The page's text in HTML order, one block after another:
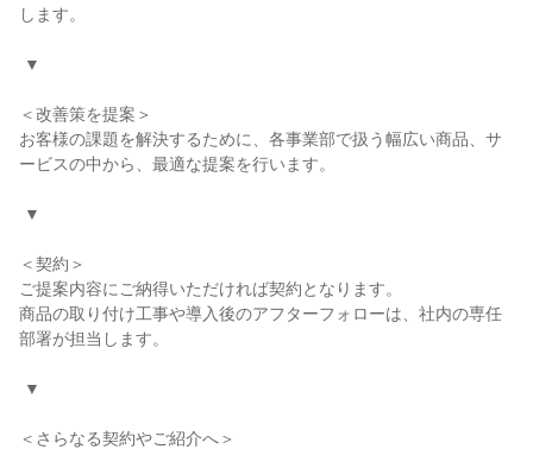
します。
＜改善策を提案＞
お客様の課題を解決するために、各事業部で扱う幅広い商品、サ
ービスの中から、最適な提案を行います。
＜契約＞
ご提案内容にご納得いただければ契約となります。
商品の取り付け工事や導入後のアフターフォローは、社内の専任
部署が担当します。
＜さらなる契約やご紹介へ＞